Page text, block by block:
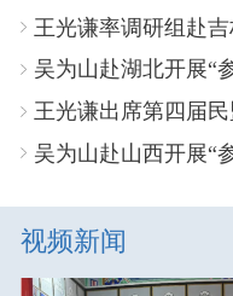
王光谦率调研组赴
吴为山赴湖北开展“
王光谦出席第四届
吴为山赴山西开展“
视频新闻